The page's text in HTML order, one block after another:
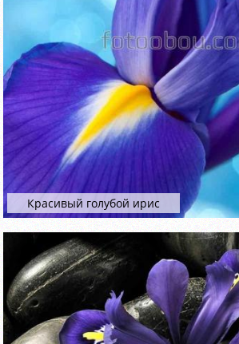
Красивый голубой ирис